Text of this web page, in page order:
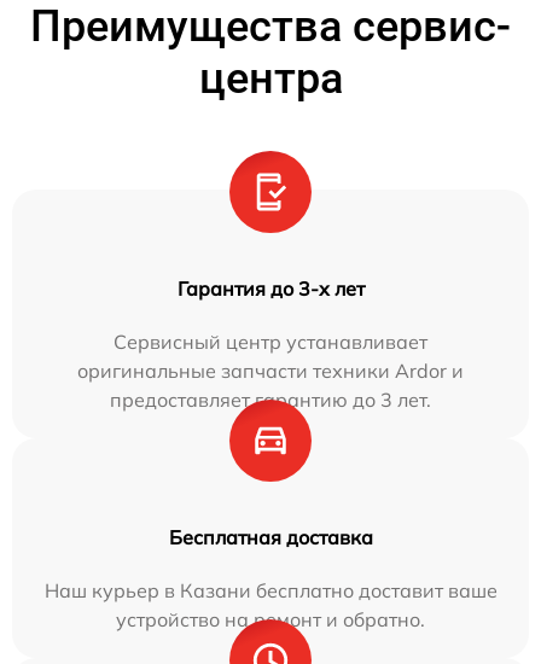
Преимущества сервис-
центра
Гарантия до 3-х лет
Сервисный центр устанавливает
оригинальные запчасти техники Ardor и
предоставляет гарантию до 3 лет.
Бесплатная доставка
Наш курьер в Казани бесплатно доставит ваше
устройство на ремонт и обратно.